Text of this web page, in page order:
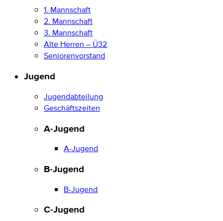
1. Mannschaft
2. Mannschaft
3. Mannschaft
Alte Herren – Ü32
Seniorenvorstand
Jugend
Jugendabteilung
Geschäftszeiten
A-Jugend
A-Jugend
B-Jugend
B-Jugend
C-Jugend